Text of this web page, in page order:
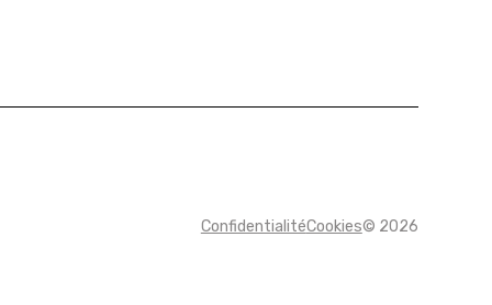
ConfidentialitéCookies© 2026